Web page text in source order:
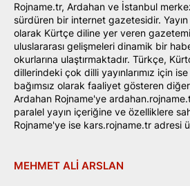
Rojname.tr, Ardahan ve İstanbul
sürdüren bir internet gazetesidir. Yayın
olarak Kürtçe diline yer veren
uluslararası gelişmeleri dinamik bir
okurlarına ulaştırmaktadır. Türkçe,
dillerindeki çok dilli yayınlarımız için
bağımsız olarak faaliyet gösteren
Ardahan Rojname'ye
paralel yayın içeriğine ve özelliklere
Rojname'ye ise kars.rojname.tr adresi
MEHMET ALI ARSLAN